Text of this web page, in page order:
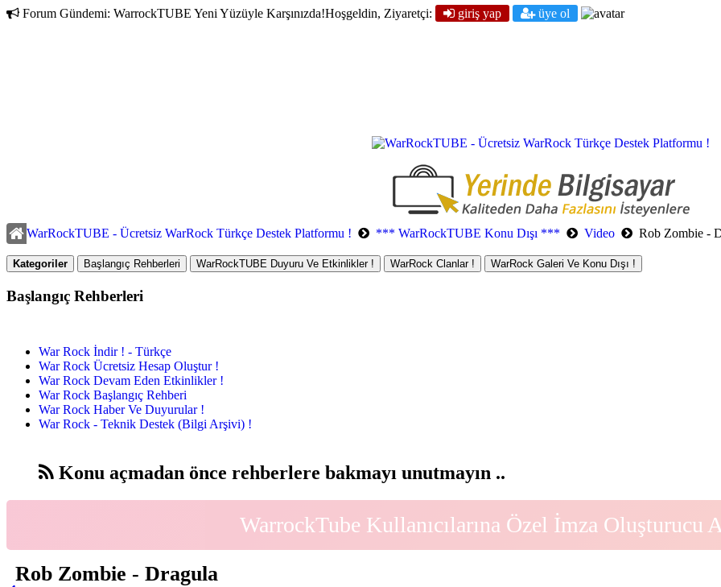
Forum Gündemi: WarrockTUBE Yeni Yüzüyle Karşınızda!Hoşgeldin, Ziyaretçi: giriş yap üye ol
WarRockTUBE - Ücretsiz WarRock Türkçe Destek Platformu ! *** WarRockTUBE Konu Dışı *** Video Rob Zombie -
Kategoriler Başlangıç Rehberleri WarRockTUBE Duyuru Ve Etkinlikler ! WarRock Clanlar ! WarRock Galeri Ve Konu Dışı !
Başlangıç Rehberleri
War Rock İndir ! - Türkçe
War Rock Ücretsiz Hesap Oluştur !
War Rock Devam Eden Etkinlikler !
War Rock Başlangıç Rehberi
War Rock Haber Ve Duyurular !
War Rock - Teknik Destek (Bilgi Arşivi) !
Konu açmadan önce rehberlere bakmayı unutmayın ..
WarrockTube Kullanıcılarına Özel İmza
Rob Zombie - Dragula